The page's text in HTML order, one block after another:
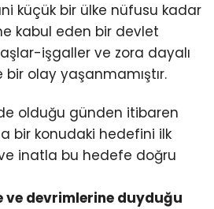
küçük bir ülke nüfusu kadar
kabul eden bir devlet
işgaller ve zora dayalı
olay yaşanmamıştır.
olduğu günden itibaren
bir konudaki hedefini ilk
inatla bu hedefe doğru
ve devrimlerine duyduğu